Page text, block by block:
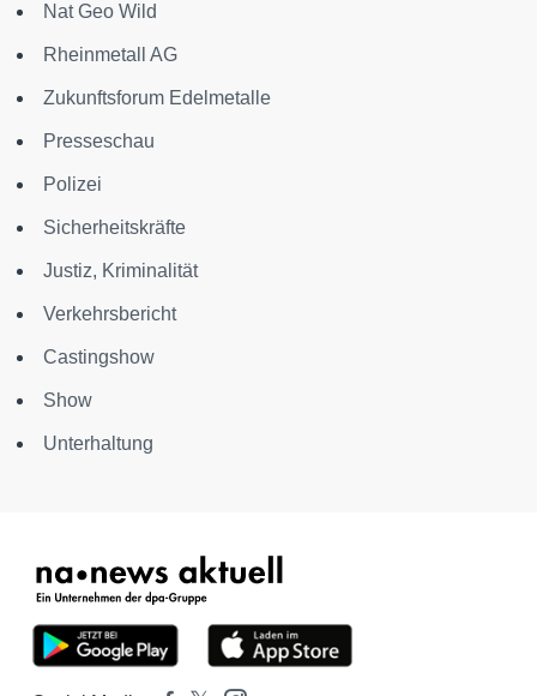
Nat Geo Wild
Rheinmetall AG
Zukunftsforum Edelmetalle
Presseschau
Polizei
Sicherheitskräfte
Justiz, Kriminalität
Verkehrsbericht
Castingshow
Show
Unterhaltung